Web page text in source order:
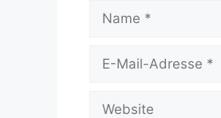
Name
Website